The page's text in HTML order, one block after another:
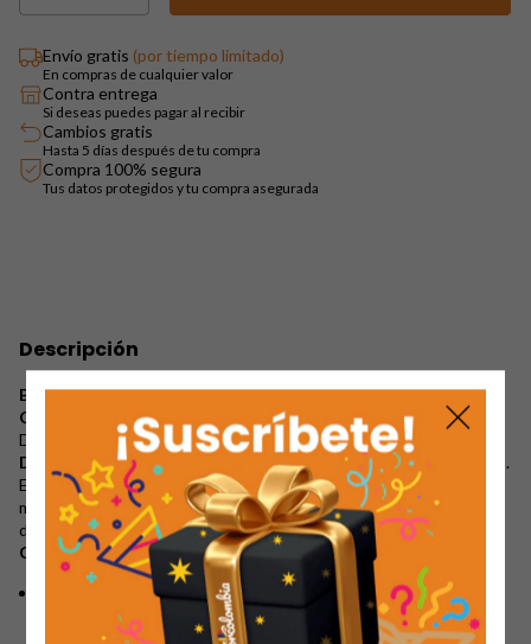
Envío gratis (por tiempo limitado)
En compras de cualquier valor
Contra entrega
Si deseas puedes pagar al recibir
Cambios gratis
Hasta 5 días después de tu compra
Compra 100% segura
Tus datos protegidos y tu compra asegurada
Descripción
Bolichero Artemisa Vélez para Dama: Elegancia y Confort en
Cada Paso
Descubre la sofisticación delBolichero Artemisa Vélez para
Dama
, un calzado que redefine el concepto de elegancia y confort.
Este bolichero clásico está diseñado especialmente para la mujer
moderna que busca un estilo versátil tanto para ocasiones
deportivas como casuales.
Características Destacadas:
: Fabricado con un material sintético perforado de
excelente calidad , garantiza durabilidad y un acabado impecable.